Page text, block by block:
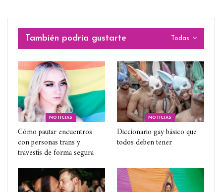
Todas
También podría gustarte
NOTICIAS
Cómo pautar encuentros
con personas trans y
travestis de forma segura
NOTICIAS
Diccionario gay básico que
todos deben tener